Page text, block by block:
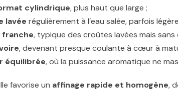
cylindrique, plus haut que large ;
lavée régulièrement à l’eau salée, parfois
franche, typique des croûtes lavées mais sans
, devenant presque coulante à cœur à
équilibrée, où la puissance aromatique ne
favorise un affinage rapide et homogène,